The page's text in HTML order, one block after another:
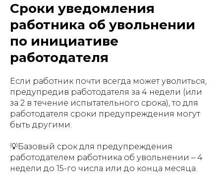
Сроки уведомления
работника об увольнении
по инициативе
работодателя
Если работник почти всегда может уволиться,
предупредив работодателя за 4 недели (или
за 2 в течение испытательного срока), то для
работодателя сроки предупреждения могут
быть другими.
💡Базовый срок для предупреждения
работодателем работника об увольнении – 4
недели до 15-го числа или до конца месяца.